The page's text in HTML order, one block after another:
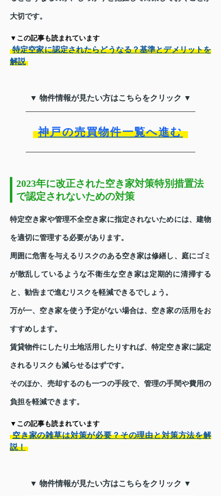
大切です。
▼この記事も読まれています
特定空家に認定されたらどうなる？基準とデメリットを
解説
▼ 物件情報が見たい方はこちらをクリック ▼
神戸の売買物件一覧へ進む
2023年に改正された空き家対策特別措置法
で認定されないための対策
特定空き家や管理不全空き家に指定されないためには、建物
を適切に管理する必要があります。
周囲に危害を与えるリスクのある空き家は修繕し、庭にゴミ
が散乱しているような不衛生な空き家は定期的に清掃する
と、勧告まで進むリスクを軽減できるでしょう。
万が一、空き家を使う予定がない場合は、空き家の活用をお
すすめします。
賃貸物件にしたり土地活用したりすれば、特定空き家に認定
されるリスクも減らせるはずです。
そのほか、売却するのも一つの手段で、管理の手間や費用の
負担を軽減できます。
▼この記事も読まれています
空き家の雑草は対策が必要？その理由と対策方法を解
説！
▼ 物件情報が見たい方はこちらをクリック ▼